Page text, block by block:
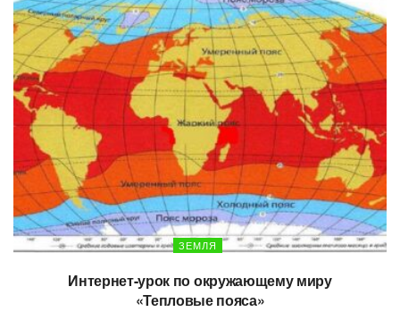
ЗЕМЛЯ
Интернет-урок по окружающему миру
«Тепловые пояса»